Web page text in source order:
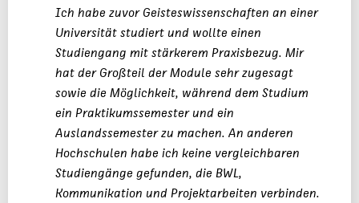
Ich habe zuvor Geisteswissenschaften an einer
Universität studiert und wollte einen
Studiengang mit stärkerem Praxisbezug. Mir
hat der Großteil der Module sehr zugesagt
sowie die Möglichkeit, während dem Studium
ein Praktikumssemester und ein
Auslandssemester zu machen. An anderen
Hochschulen habe ich keine vergleichbaren
Studiengänge gefunden, die BWL,
Kommunikation und Projektarbeiten verbinden.